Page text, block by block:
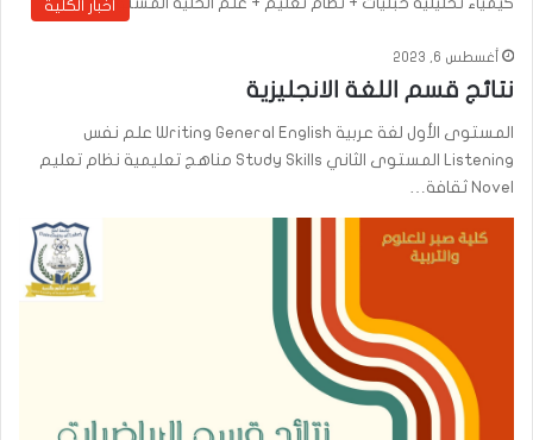
أخبار الكلية
أغسطس 6, 2023
نتائج قسم اللغة الانجليزية
المستوى الأول لغة عربية Writing General English علم نفس
Listening المستوى الثاني Study Skills مناهج تعليمية نظام تعليم
Novel ثقافة…